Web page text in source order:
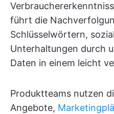
führt die
Schlüsselwörtern,
Unterhaltungen durch
Daten in einem leicht
Produktteams nutzen
Angebote,